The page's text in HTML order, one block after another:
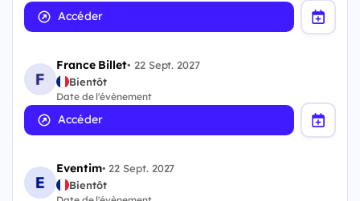
Accéder
France Billet• 22 Sept. 2027
Bientôt
Date de l'évènement
Accéder
Eventim• 22 Sept. 2027
Bientôt